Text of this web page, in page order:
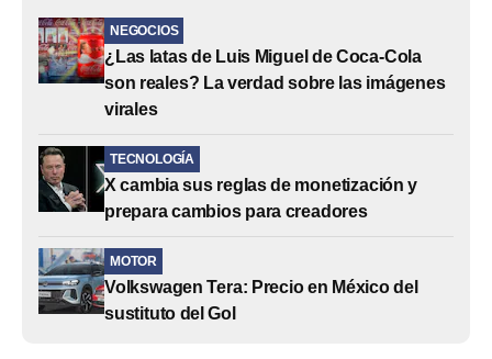
NEGOCIOS
¿Las latas de Luis Miguel de Coca-Cola
son reales? La verdad sobre las imágenes
virales
TECNOLOGÍA
X cambia sus reglas de monetización y
prepara cambios para creadores
MOTOR
Volkswagen Tera: Precio en México del
sustituto del Gol